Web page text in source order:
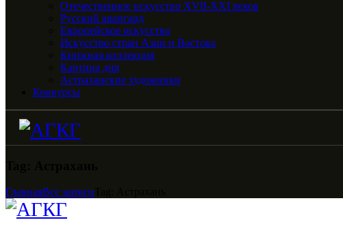
Отечественное искусство XVII-XXI веков
Русский авангард
Европейское искусство
Искусство стран Азии и Востока
Книжная коллекция
Картина дня
Астраханские художники
Конкурсы
ГлавнаяВсе записи